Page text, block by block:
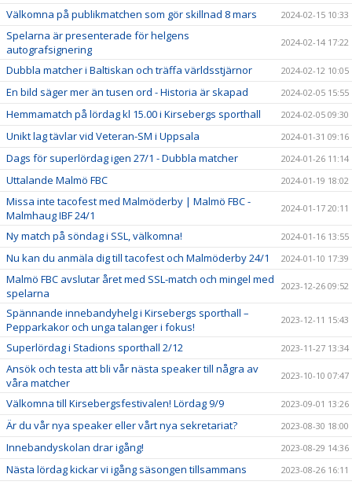
Välkomna på publikmatchen som gör skillnad 8 mars 2024-02-15 10:33
Spelarna är presenterade för helgens
autografsignering
2024-02-14 17:22
Dubbla matcher i Baltiskan och träffa världsstjärnor 2024-02-12 10:05
En bild säger mer än tusen ord - Historia är skapad 2024-02-05 15:55
Hemmamatch på lördag kl 15.00 i Kirsebergs sporthall 2024-02-05 09:30
Unikt lag tävlar vid Veteran-SM i Uppsala 2024-01-31 09:16
Dags för superlördag igen 27/1 - Dubbla matcher 2024-01-26 11:14
Uttalande Malmö FBC 2024-01-19 18:02
Missa inte tacofest med Malmöderby | Malmö FBC -
Malmhaug IBF 24/1
2024-01-17 20:11
Ny match på söndag i SSL, välkomna! 2024-01-16 13:55
Nu kan du anmäla dig till tacofest och Malmöderby 24/1 2024-01-10 17:39
Malmö FBC avslutar året med SSL-match och mingel med
spelarna
2023-12-26 09:52
Spännande innebandyhelg i Kirsebergs sporthall –
Pepparkakor och unga talanger i fokus!
2023-12-11 15:43
Superlördag i Stadions sporthall 2/12 2023-11-27 13:34
Ansök och testa att bli vår nästa speaker till några av
våra matcher
2023-10-10 07:47
Välkomna till Kirsebergsfestivalen! Lördag 9/9 2023-09-01 13:26
Är du vår nya speaker eller vårt nya sekretariat? 2023-08-30 18:00
Innebandyskolan drar igång! 2023-08-29 14:36
Nästa lördag kickar vi igång säsongen tillsammans 2023-08-26 16:11